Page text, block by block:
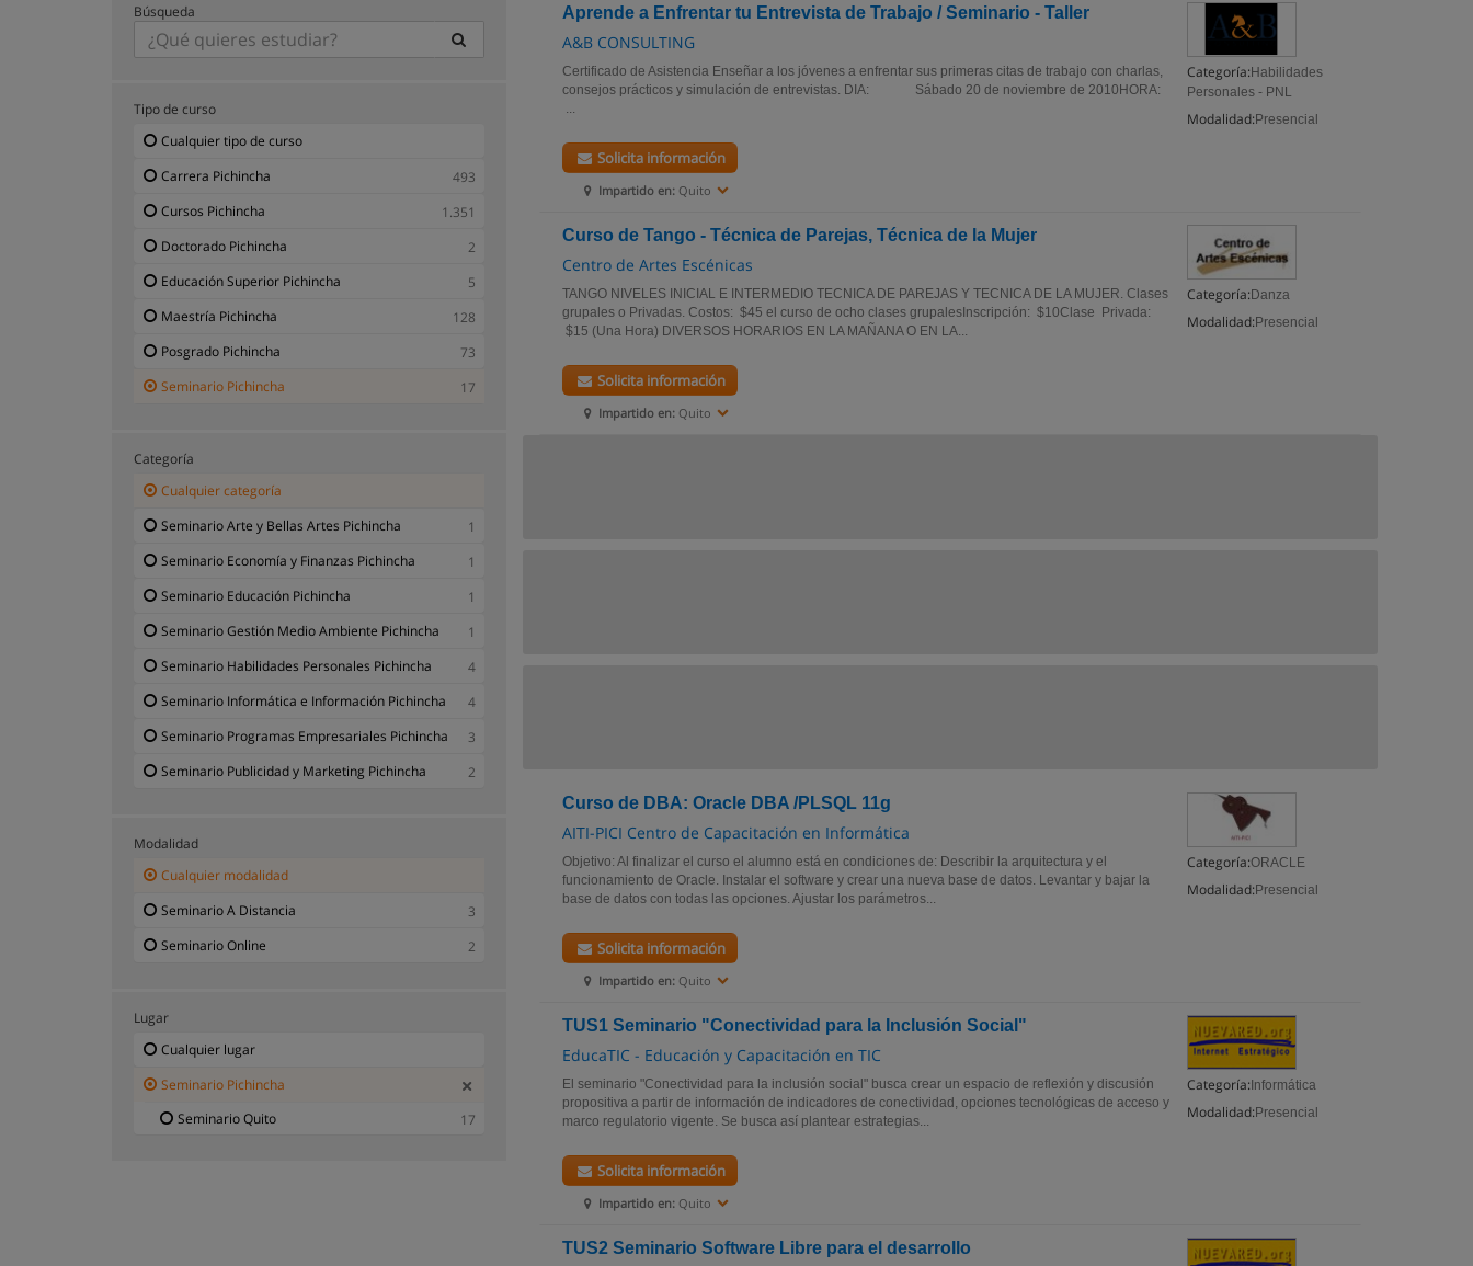
Aprende a Enfrentar tu Entrevista de Trabajo / Seminario - Taller
A&B CONSULTING
Categoría: Habilidades
Personales - PNL
Modalidad: Presencial
Certificado de Asistencia Enseñar a los jóvenes a enfrentar sus primeras citas de trabajo con charlas,
consejos prácticos y simulación de entrevistas. DIA: Sábado 20 de noviembre de 2010HORA:
...
Impartido en: Quito
Solicita información
Curso de Tango - Técnica de Parejas, Técnica de la Mujer
Centro de Artes Escénicas
Categoría: Danza
Modalidad: Presencial
TANGO NIVELES INICIAL E INTERMEDIO TECNICA DE PAREJAS Y TECNICA DE LA MUJER. Clases
grupales o Privadas. Costos: $45 el curso de ocho clases grupalesInscripción: $10Clase Privada:
$15 (Una Hora) DIVERSOS HORARIOS EN LA MAÑANA O EN LA...
Impartido en: Quito
Solicita información
Curso de DBA: Oracle DBA /PLSQL 11g
AITI-PICI Centro de Capacitación en Informática
Categoría:ORACLE
Modalidad: Presencial
Objetivo: Al finalizar el curso el alumno está en condiciones de: Describir la arquitectura y el
funcionamiento de Oracle. Instalar el software y crear una nueva base de datos. Levantar y bajar la
base de datos con todas las opciones. Ajustar los parámetros...
Impartido en: Quito
Solicita información
TUS1 Seminario "Conectividad para la Inclusión Social"
EducaTIC - Educación y Capacitación en TIC
Categoría: Informática
Modalidad: Presencial
El seminario "Conectividad para la inclusión social" busca crear un espacio de reflexión y discusión
propositiva a partir de información de indicadores de conectividad, opciones tecnológicas de acceso y
marco regulatorio vigente. Se busca así plantear estrategias...
Impartido en: Quito
Solicita información
TUS2 Seminario Software Libre para el desarrollo
Búsqueda
Tipo de curso
Cualquier tipo de curso
Carrera Pichincha
493
Cursos Pichincha
1.351
Doctorado Pichincha
2
Educación Superior Pichincha
5
Maestría Pichincha
128
Posgrado Pichincha
73
Seminario Pichincha
17
Categoría
Cualquier categoría
Seminario Arte y Bellas Artes Pichincha
1
Seminario Economía y Finanzas Pichincha
1
Seminario Educación Pichincha
1
Seminario Gestión Medio Ambiente Pichincha
1
Seminario Habilidades Personales Pichincha
4
Seminario Informática e Información Pichincha
4
Seminario Programas Empresariales Pichincha
3
Seminario Publicidad y Marketing Pichincha
2
Modalidad
Cualquier modalidad
Seminario A Distancia
3
Seminario Online
2
Lugar
Cualquier lugar
Seminario Pichincha
Seminario Quito
17